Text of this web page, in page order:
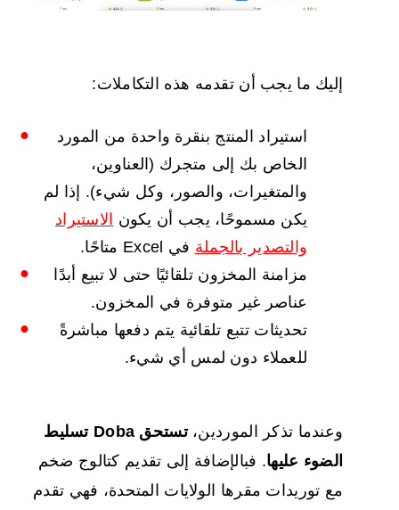
إليك ما يجب أن تقدمه هذه التكاملات:
استيراد المنتج بنقرة واحدة من المورد
الخاص بك إلى متجرك (العناوين،
والمتغيرات، والصور، وكل شيء). إذا لم
يكن مسموحًا، يجب أن يكون
الاستيراد
والتصدير بالجملة في Excel متاحًا.
مزامنة المخزون تلقائيًا حتى لا تبيع أبدًا
عناصر غير متوفرة في المخزون.
تحديثات تتبع تلقائية يتم دفعها مباشرةً
للعملاء دون لمس أي شيء.
وعندما تذكر الموردين،
تستحق Doba تسليط
الضوء عليها. فبالإضافة إلى تقديم كتالوج ضخم
مع توريدات مقرها الولايات المتحدة، فهي تقدم